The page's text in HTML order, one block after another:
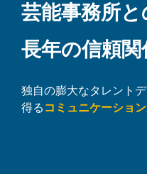
芸能事務所と
長年の信頼関
独自の膨大なタレント
得る コミュニケーショ